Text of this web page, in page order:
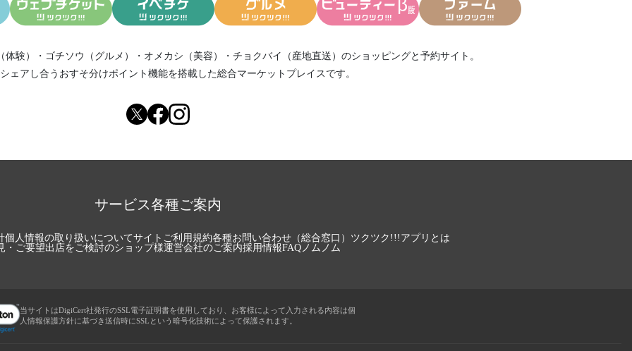
体験） ・ ゴチソウ（グルメ） ・ オメカシ（美容） ・ チョクバイ（産地直送） のショッピングと予約サイト。
ェアし合う おすそ分けポイント機能を搭載した総合マーケットプレイスです。
サービス各種ご案内
個人情報の取り扱いについてサイトご利用規約各種お問い合わせ（総合窓口） ツクツク!!!アプリとは
・ご要望出店をご検討のショップ様運営会社のご案内採用情報FAQノムノム
当サイトはDigiCert社発行のSSL電子証明書を使用しており、お客様によって入力される内容は個
人情報保護方針に基づき送信時にSSLという暗号化技術によって保護されます。